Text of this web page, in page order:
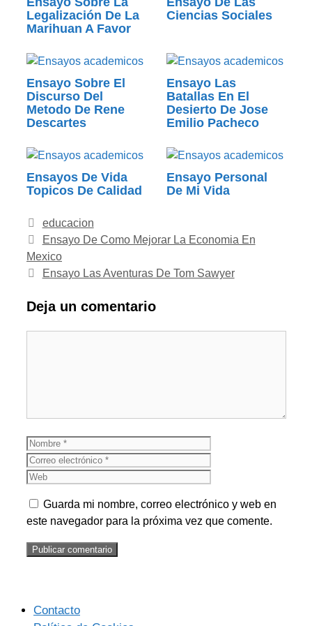
Legalización De La
Marihuan A Favor
Ciencias Sociales
Ensayo Sobre El
Discurso Del
Metodo De Rene
Descartes
Ensayo Las
Batallas En El
Desierto De Jose
Emilio Pacheco
Ensayos De Vida
Topicos De Calidad
Ensayo Personal
De Mi Vida
Categorías
educacion
Ensayo De Como Mejorar La Economia En
Mexico
Ensayo Las Aventuras De Tom Sawyer
Deja un comentario
Nombre
Guarda mi nombre, correo electrónico y web en
este navegador para la próxima vez que comente.
Contacto